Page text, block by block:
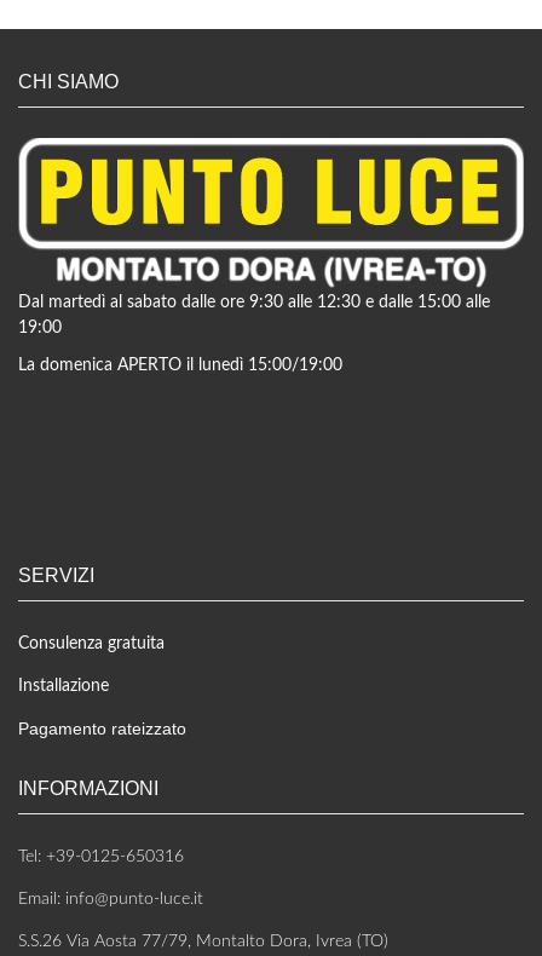
CHI SIAMO
Dal martedì al sabato dalle ore 9:30 alle 12:30 e dalle 15:00 alle
19:00
La domenica APERTO il lunedì 15:00/19:00
SERVIZI
Consulenza gratuita
Installazione
Pagamento rateizzato
INFORMAZIONI
Tel: +39-0125-650316
Email: info@punto-luce.it
S.S.26 Via Aosta 77/79, Montalto Dora, Ivrea (TO)